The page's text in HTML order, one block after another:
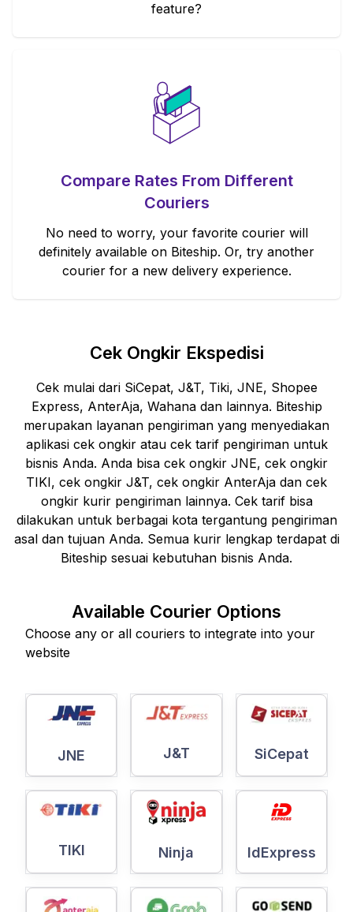
feature?
Compare Rates From Different
Couriers
No need to worry, your favorite courier will
definitely available on Biteship. Or, try another
courier for a new delivery experience.
Cek Ongkir Ekspedisi
Cek mulai dari SiCepat, J&T, Tiki, JNE, Shopee
Express, AnterAja, Wahana dan lainnya. Biteship
merupakan layanan pengiriman yang menyediakan
aplikasi cek ongkir atau cek tarif pengiriman untuk
bisnis Anda. Anda bisa cek ongkir JNE, cek ongkir
TIKI, cek ongkir J&T, cek ongkir AnterAja dan cek
ongkir kurir pengiriman lainnya. Cek tarif bisa
dilakukan untuk berbagai kota tergantung pengiriman
asal dan tujuan Anda. Semua kurir lengkap terdapat di
Biteship sesuai kebutuhan bisnis Anda.
Available Courier Options
Choose any or all couriers to integrate into your
website
JNE J&T SiCepat
TIKI Ninja IdExpress